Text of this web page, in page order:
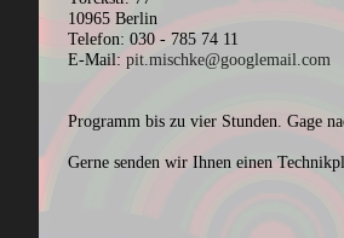
10965 Berlin
Telefon: 030 - 785 74 11
E-Mail: pit.mischke@googlemail.com
Programm bis zu vier Stunden. Gage
Gerne senden wir Ihnen einen